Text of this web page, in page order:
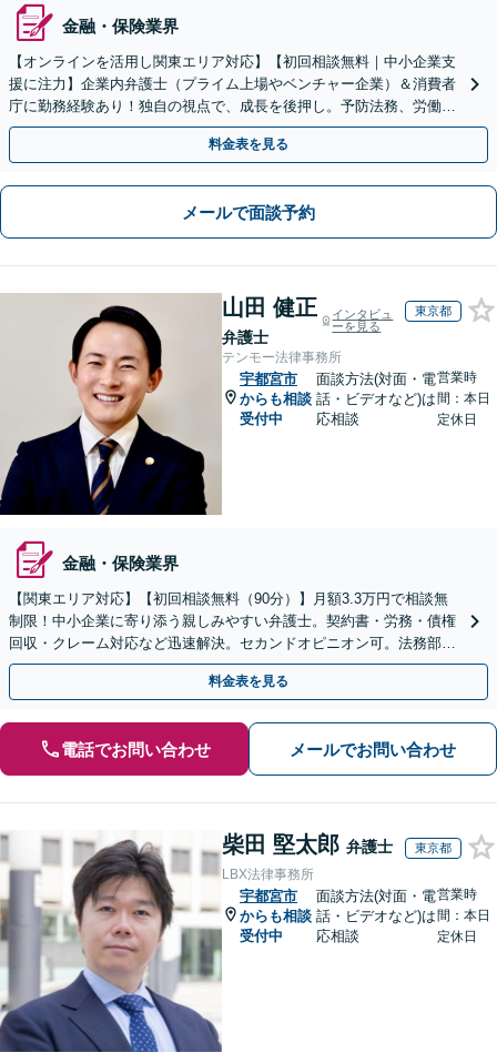
金融・保険業界
【オンラインを活用し関東エリア対応】【初回相談無料｜中小企業支
援に注力】企業内弁護士（プライム上場やベンチャー企業）＆消費者
庁に勤務経験あり！独自の視点で、成長を後押し。予防法務、労働問
題、債権回収、コンプラ、会社設立・事業再編等幅広く対応
料金表を見る
メールで面談予約
山田 健正
弁護士
インタビュ
ーを見る
東京都
テンモー法律事務所
宇都宮市
からも相談
受付中
面談方法(対面・電
話・ビデオなど)は
応相談
営業時
間：本日
定休日
金融・保険業界
【関東エリア対応】【初回相談無料（90分）】月額3.3万円で相談無
制限！中小企業に寄り添う親しみやすい弁護士。契約書・労務・債権
回収・クレーム対応など迅速解決。セカンドオピニオン可。法務部が
ない企業様の強い味方です。オンライン全国対応。
料金表を見る
電話でお問い合わせ メールでお問い合わせ
柴田 堅太郎 弁護士 東京都
LBX法律事務所
宇都宮市
からも相談
受付中
面談方法(対面・電
話・ビデオなど)は
応相談
営業時
間：本日
定休日